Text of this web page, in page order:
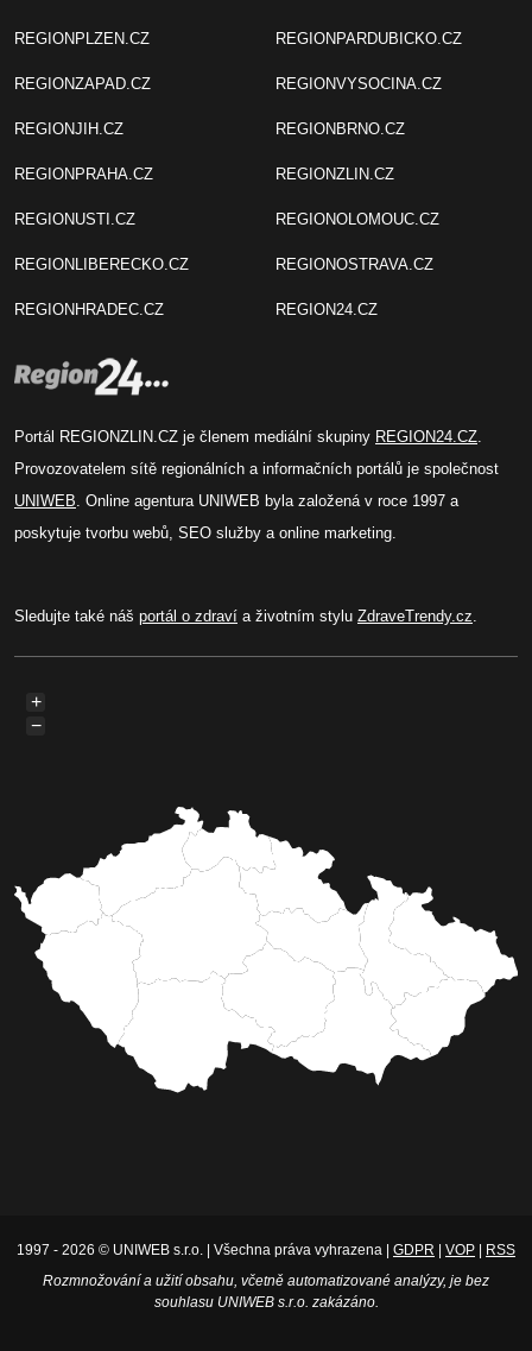
REGIONPLZEN.CZ
REGIONZAPAD.CZ
REGIONJIH.CZ
REGIONPRAHA.CZ
REGIONUSTI.CZ
REGIONLIBERECKO.CZ
REGIONHRADEC.CZ
REGIONPARDUBICKO.CZ
REGIONVYSOCINA.CZ
REGIONBRNO.CZ
REGIONZLIN.CZ
REGIONOLOMOUC.CZ
REGIONOSTRAVA.CZ
REGION24.CZ
Portál REGIONZLIN.CZ je členem mediální skupiny REGION24.CZ.
Provozovatelem sítě regionálních a informačních portálů je společnost
UNIWEB. Online agentura UNIWEB byla založená v roce 1997 a
poskytuje tvorbu webů, SEO služby a online marketing.
Sledujte také náš portál o zdraví a životním stylu ZdraveTrendy.cz.
+
−
1997 - 2026 © UNIWEB s.r.o. | Všechna práva vyhrazena | GDPR VOP
RSS
Rozmnožování a užití obsahu, včetně automatizované analýzy, je bez
souhlasu UNIWEB s.r.o. zakázáno.